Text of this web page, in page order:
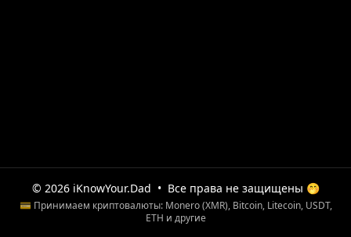
© 2026 iKnowYour.Dad • Все права не защищены 🤭
💳 Принимаем криптовалюты: Monero (XMR), Bitcoin, Litecoin, USDT,
ETH и другие